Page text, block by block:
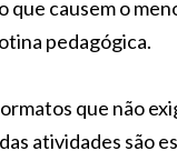
que causem o
pedagógica.
que não
atividades são